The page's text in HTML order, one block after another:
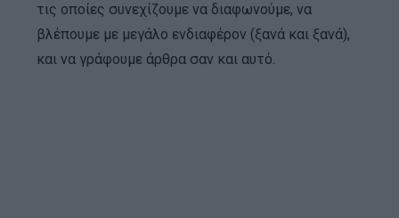
τις οποίες συνεχίζουμε να διαφωνούμε, να
βλέπουμε με μεγάλο ενδιαφέρον (ξανά και ξανά),
και να γράφουμε άρθρα σαν και αυτό.